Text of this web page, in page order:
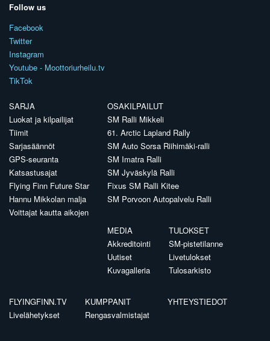
Follow us
Facebook
Twitter
Instagram
Youtube - Moottoriurheilu.tv
TikTok
SARJA
Luokat ja kilpailijat
Tiimit
Sarjasäännöt
GPS-seuranta
Katsastusajat
Flying Finn Future Star
Hannu Mikkolan malja
Voittajat kautta aikojen
OSAKILPAILUT
SM Ralli Mikkeli
61. Arctic Lapland Rally
SM Auto Sorsa Riihimäki-ralli
SM Imatra Ralli
SM Jyväskylä Ralli
Fixus SM Ralli Kitee
SM Porvoon Autopalvelu Ralli
MEDIA
Akkreditointi
Uutiset
Kuvagalleria
TULOKSET
SM-pistetilanne
Livetulokset
Tulosarkisto
FLYINGFINN.TV
Livelähetykset
KUMPPANIT
Rengasvalmistajat
YHTEYSTIEDOT